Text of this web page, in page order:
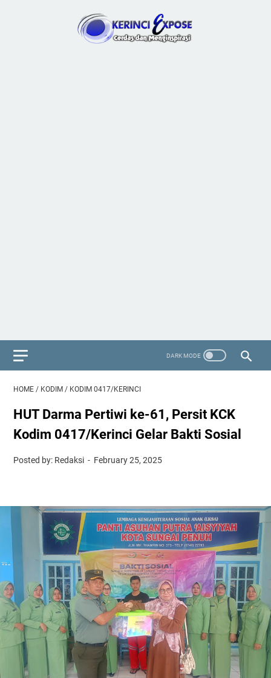
HOME / KODIM / KODIM 0417/KERINCI
HUT Darma Pertiwi ke-61, Persit KCK
Kodim 0417/Kerinci Gelar Bakti Sosial
Posted by: Redaksi February 25, 2025